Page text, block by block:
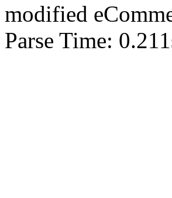
modified
Parse Time: